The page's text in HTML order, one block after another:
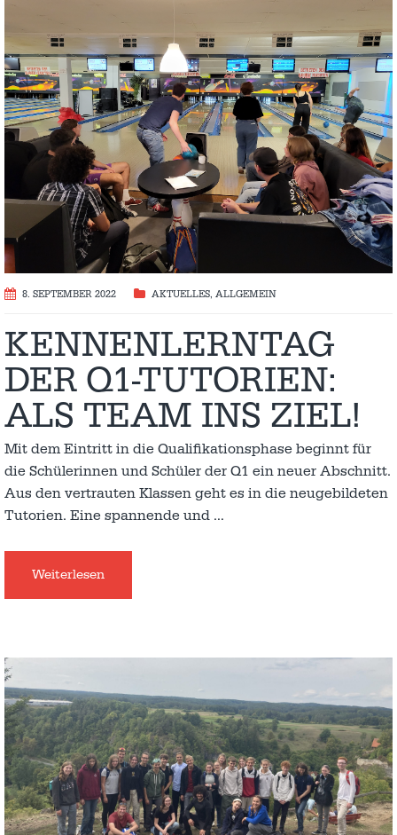
8. SEPTEMBER 2022 AKTUELLES, ALLGEMEIN
KENNENLERNTAG
DER Q1-TUTORIEN:
ALS TEAM INS ZIEL!
Mit dem Eintritt in die Qualifikationsphase beginnt für
die Schülerinnen und Schüler der Q1 ein neuer Abschnitt.
Aus den vertrauten Klassen geht es in die neugebildeten
Tutorien. Eine spannende und …
Weiterlesen